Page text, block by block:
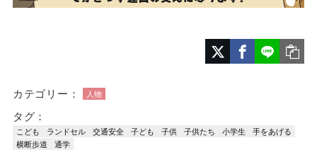
カテゴリー： 人物
タグ：
こども ランドセル 交通安全 子ども 子供 子供たち 小学生
手をあげる
横断歩道
通学